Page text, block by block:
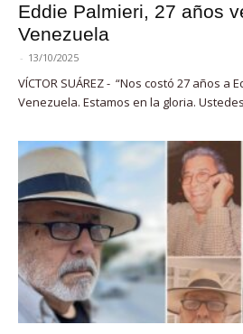
Eddie Palmieri, 27 años
Venezuela
- 13/10/2025
VÍCTOR SUÁREZ - “Nos costó 27 años a
Venezuela. Estamos en la gloria.